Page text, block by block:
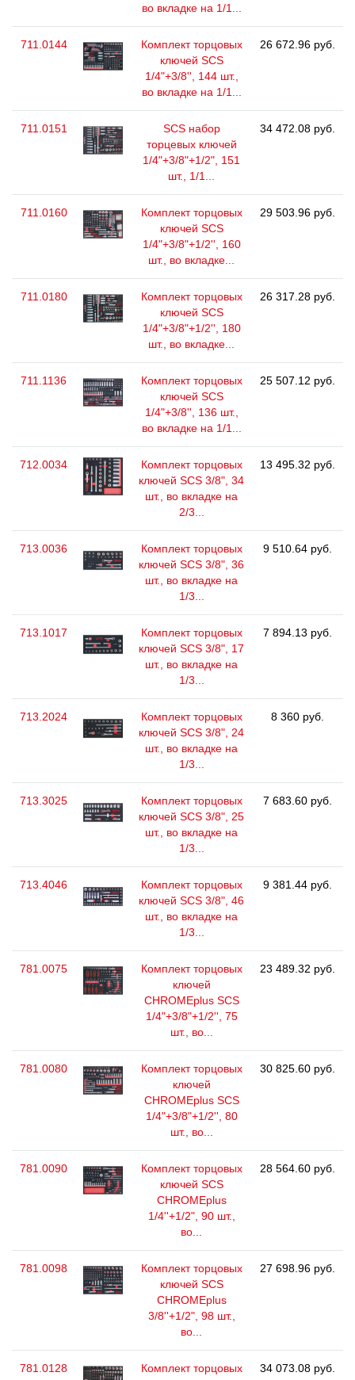
во вкладке на 1/1...
711.0144
Комплект торцовых
ключей SCS
1/4"+3/8'', 144 шт.,
во вкладке на 1/1...
26 672.96 руб.
711.0151
SCS набор
торцевых ключей
1/4"+3/8"+1/2", 151
шт., 1/1...
34 472.08 руб.
711.0160
Комплект торцовых
ключей SCS
1/4"+3/8"+1/2'', 160
шт., во вкладке...
29 503.96 руб.
711.0180
Комплект торцовых
ключей SCS
1/4"+3/8"+1/2'', 180
шт., во вкладке...
26 317.28 руб.
711.1136
Комплект торцовых
ключей SCS
1/4"+3/8'', 136 шт.,
во вкладке на 1/1...
25 507.12 руб.
712.0034
Комплект торцовых
ключей SCS 3/8", 34
шт., во вкладке на
2/3...
13 495.32 руб.
713.0036
Комплект торцовых
ключей SCS 3/8", 36
шт., во вкладке на
1/3...
9 510.64 руб.
713.1017
Комплект торцовых
ключей SCS 3/8", 17
шт., во вкладке на
1/3...
7 894.13 руб.
713.2024
Комплект торцовых
ключей SCS 3/8", 24
шт., во вкладке на
1/3...
8 360 руб.
713.3025
Комплект торцовых
ключей SCS 3/8", 25
шт., во вкладке на
1/3...
7 683.60 руб.
713.4046
Комплект торцовых
ключей SCS 3/8", 46
шт., во вкладке на
1/3...
9 381.44 руб.
781.0075
Комплект торцовых
ключей
CHROMEplus SCS
1/4"+3/8"+1/2'', 75
шт., во...
23 489.32 руб.
781.0080
Комплект торцовых
ключей
CHROMEplus SCS
1/4"+3/8"+1/2'', 80
шт., во...
30 825.60 руб.
781.0090
Комплект торцовых
ключей SCS
CHROMEplus
1/4''+1/2", 90 шт.,
во...
28 564.60 руб.
781.0098
Комплект торцовых
ключей SCS
CHROMEplus
3/8''+1/2", 98 шт.,
во...
27 698.96 руб.
781.0128
Комплект торцовых
34 073.08 руб.